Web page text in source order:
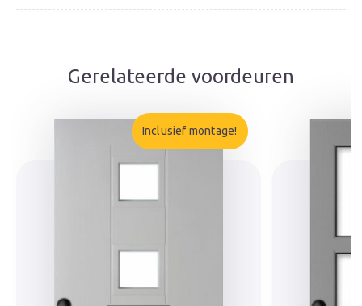
Gerelateerde voordeuren
Inclusief montage!